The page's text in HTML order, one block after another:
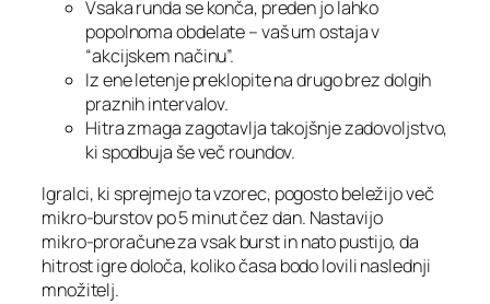
Vsaka runda se konča, preden jo lahko
popolnoma obdelate – vaš um ostaja v
“akcijskem načinu”.
Iz ene letenje preklopite na drugo brez dolgih
praznih intervalov.
Hitra zmaga zagotavlja takojšnje zadovoljstvo,
ki spodbuja še več roundov.
Igralci, ki sprejmejo ta vzorec, pogosto beležijo več
mikro‑burstov po 5 minut čez dan. Nastavijo
mikro‑proračune za vsak burst in nato pustijo, da
hitrost igre določa, koliko časa bodo lovili naslednji
množitelj.